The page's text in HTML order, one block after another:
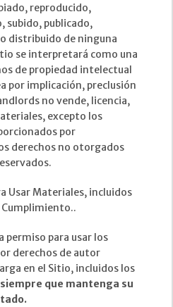
reproducido,
subido, publicado,
distribuido de ninguna
se interpretará como una
de propiedad intelectual
por implicación, preclusión
no vende, licencia,
excepto los
por
derechos no otorgados
Usar Materiales, incluidos
permiso para usar los
derechos de autor
en el Sitio, incluidos los
siempre que mantenga su